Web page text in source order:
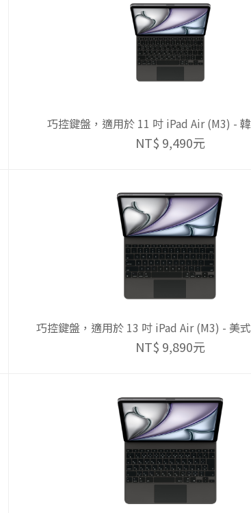
巧控鍵盤，適用於 11 吋 iPad Air (M3) -
NT$ 9,490元
巧控鍵盤，適用於 13 吋 iPad Air (M3) - 美
NT$ 9,890元